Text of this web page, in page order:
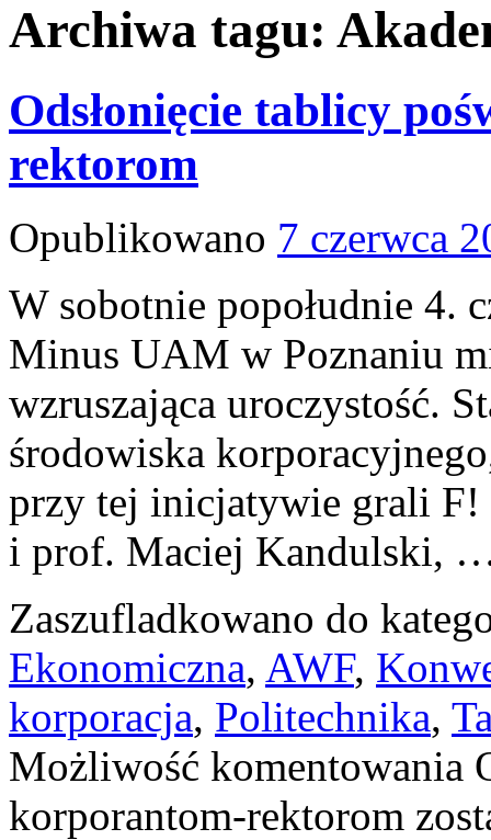
Archiwa tagu:
Odsłonięcie tablicy
rektorom
Opublikowano 7 czerwca
W sobotnie popołudnie 4.
Minus UAM w Poznaniu
wzruszająca uroczystość.
środowiska
przy tej inicjatywie grali
i prof. Maciej Kandulski,
Zaszufladkowano do
Ekonomiczna, AWF,
korporacja, Politechnika,
Możliwość komentowania
korporantom-rektorom